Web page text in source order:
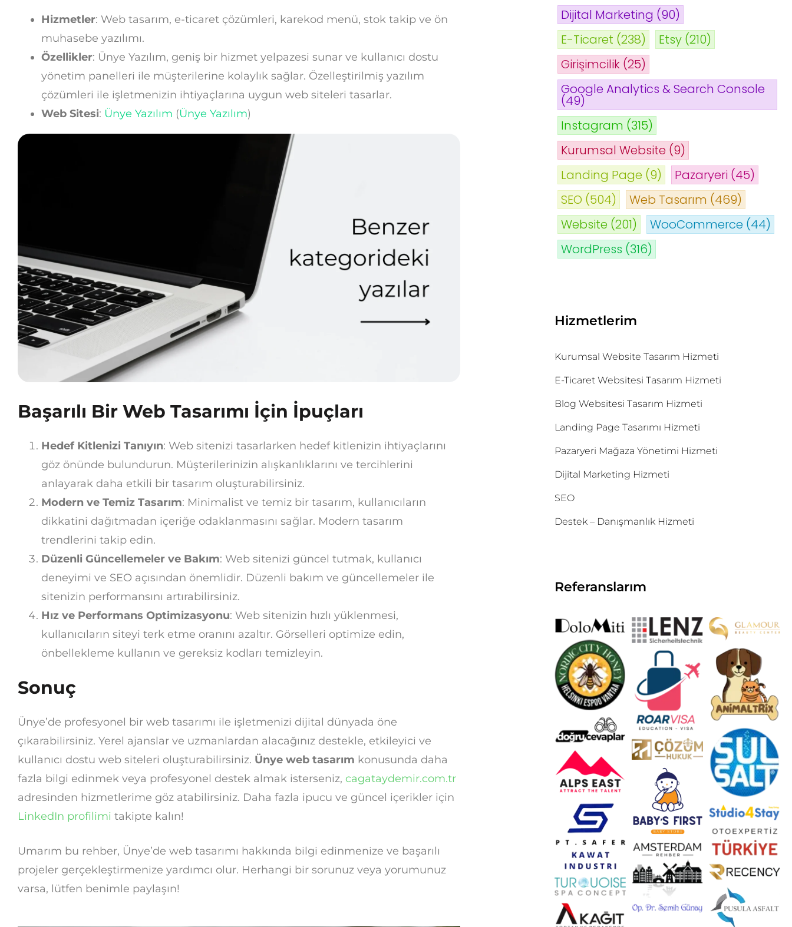
Hizmetler: Web tasarım, e-ticaret çözümleri, karekod menü, stok takip ve ön
muhasebe yazılımı.
Özellikler: Ünye Yazılım, geniş bir hizmet yelpazesi sunar ve kullanıcı dostu
yönetim panelleri ile müşterilerine kolaylık sağlar. Özelleştirilmiş yazılım
çözümleri ile işletmenizin ihtiyaçlarına uygun web siteleri tasarlar.
Web Sitesi: Ünye Yazılım (Ünye Yazılım)
Başarılı Bir Web Tasarımı İçin İpuçları
Hedef Kitlenizi Tanıyın: Web sitenizi tasarlarken hedef kitlenizin ihtiyaçlarını
göz önünde bulundurun. Müşterilerinizin alışkanlıklarını ve tercihlerini
anlayarak daha etkili bir tasarım oluşturabilirsiniz.
Modern ve Temiz Tasarım: Minimalist ve temiz bir tasarım, kullanıcıların
dikkatini dağıtmadan içeriğe odaklanmasını sağlar. Modern tasarım
trendlerini takip edin.
Düzenli Güncellemeler ve Bakım: Web sitenizi güncel tutmak, kullanıcı
deneyimi ve SEO açısından önemlidir. Düzenli bakım ve güncellemeler ile
sitenizin performansını artırabilirsiniz.
Hız ve Performans Optimizasyonu: Web sitenizin hızlı yüklenmesi,
kullanıcıların siteyi terk etme oranını azaltır. Görselleri optimize edin,
önbellekleme kullanın ve gereksiz kodları temizleyin.
Sonuç
Ünye’de profesyonel bir web tasarımı ile işletmenizi dijital dünyada öne
çıkarabilirsiniz. Yerel ajanslar ve uzmanlardan alacağınız destekle, etkileyici ve
kullanıcı dostu web siteleri oluşturabilirsiniz. Ünye web tasarım konusunda daha
fazla bilgi edinmek veya profesyonel destek almak isterseniz, cagataydemir.com.tr
adresinden hizmetlerime göz atabilirsiniz. Daha fazla ipucu ve güncel içerikler için
LinkedIn profilimi takipte kalın!
Umarım bu rehber, Ünye’de web tasarımı hakkında bilgi edinmenize ve başarılı
projeler gerçekleştirmenize yardımcı olur. Herhangi bir sorunuz veya yorumunuz
varsa, lütfen benimle paylaşın!
Dijital Marketing (90)
E-Ticaret (238) Etsy (210)
Girişimcilik (25)
Google Analytics & Search Console
(49)
Instagram (315)
Kurumsal Website (9)
Landing Page (9) Pazaryeri (45)
SEO (504) Web Tasarım (469)
Website (201) WooCommerce (44)
WordPress (316)
Hizmetlerim
Kurumsal Website Tasarım Hizmeti
E-Ticaret Websitesi Tasarım Hizmeti
Blog Websitesi Tasarım Hizmeti
Landing Page Tasarımı Hizmeti
Pazaryeri Mağaza Yönetimi Hizmeti
Dijital Marketing Hizmeti
SEO
Destek – Danışmanlık Hizmeti
Referanslarım